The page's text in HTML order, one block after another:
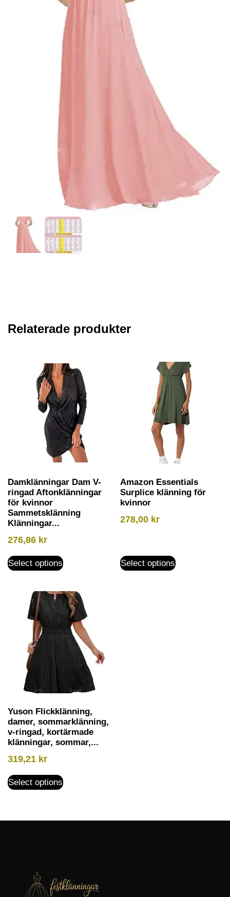
Relaterade produkter
Damklänningar Dam V-
ringad Aftonklänningar
för kvinnor
Sammetsklänning
Klänningar...
276,86 kr
Select options
Amazon Essentials
Surplice klänning för
kvinnor
278,00 kr
Select options
Yuson Flickklänning,
damer, sommarklänning,
v-ringad, kortärmade
klänningar, sommar,...
319,21 kr
Select options